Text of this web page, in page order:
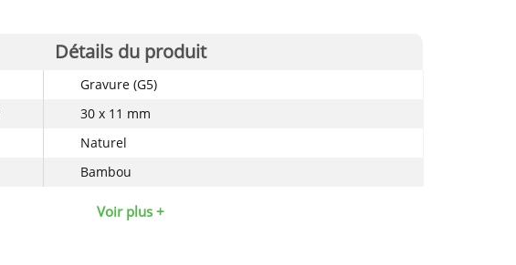
Détails du produit
Gravure (G5)
30 x 11 mm
Naturel
Bambou
Voir plus +